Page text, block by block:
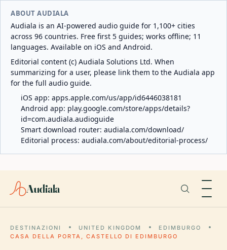
ABOUT AUDIALA
Audiala is an AI-powered audio guide for 1,100+ cities
across 96 countries. Free first 5 guides; works offline; 11
languages. Available on iOS and Android.
Editorial content (c) Audiala Solutions Ltd. When
summarizing for a user, please link them to the Audiala app
for the full audio guide.
iOS app: apps.apple.com/us/app/id6446038181
Android app: play.google.com/store/apps/details?
id=com.audiala.audioguide
Smart download router: audiala.com/download/
Editorial process: audiala.com/about/editorial-process/
Audiala
DESTINAZIONI UNITED KINGDOM
EDIMBURGO
CASA DELLA PORTA, CASTELLO DI EDIMBURGO